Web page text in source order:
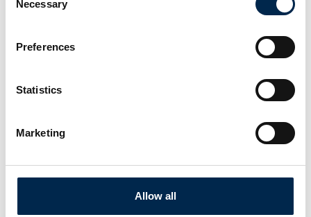
Selection
Necessary
Preferences
Statistics
Marketing
Allow all